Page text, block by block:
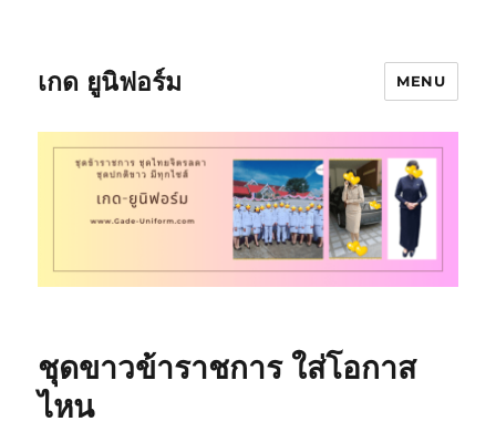
เกด ยูนิฟอร์ม MENU
ชุดขาวข้าราชการ ใส่โอกาส
ไหน